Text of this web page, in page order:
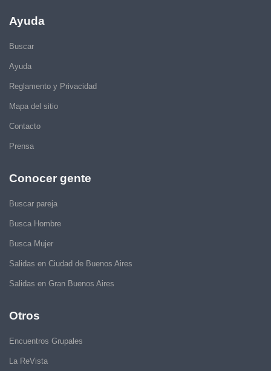
Ayuda
Buscar
Ayuda
Reglamento y Privacidad
Mapa del sitio
Contacto
Prensa
Conocer gente
Buscar pareja
Busca Hombre
Busca Mujer
Salidas en Ciudad de Buenos Aires
Salidas en Gran Buenos Aires
Otros
Encuentros Grupales
La ReVista